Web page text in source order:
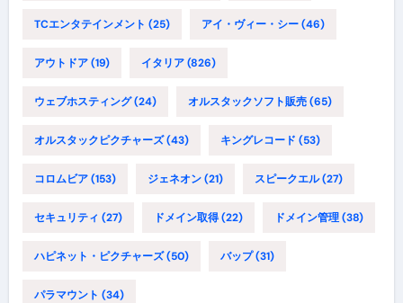
TCエンタテインメント (25) アイ・ヴィー・シー(46)
アウトドア(19) イタリア(826)
ウェブホスティング(24) オルスタックソフト販売(65)
オルスタックピクチャーズ(43) キングレコード (53)
コロムビア(153) ジェネオン(21) スピークエル(27)
セキュリティ (27) ドメイン取得(22) ドメイン管理(38)
ハピネット・ピクチャーズ(50) バップ(31)
パラマウント (34)